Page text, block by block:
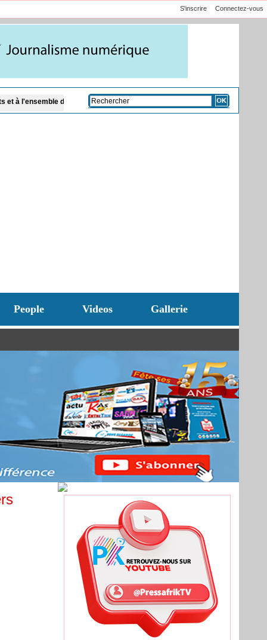
Connectez-vous
S'inscrire
des citoyens Code de la famille et présence des cadis : Dar Al Istiqaamah
People Videos Gallerie